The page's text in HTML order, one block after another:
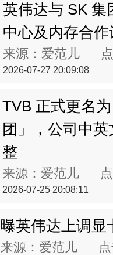
英伟达与 SK 集
中心及内存合作
来源：爱范儿
2026-07-27 20:09:08
TVB 正式更名
团」，公司中
整
来源：爱范儿 点
2026-07-25 20:08:11
曝英伟达上调显
来源：爱范儿 点